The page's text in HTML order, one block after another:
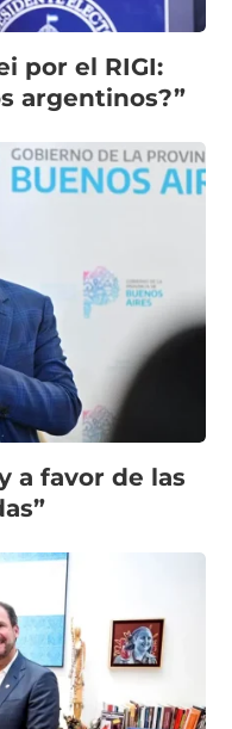
por el RIGI:
argentinos?”
a favor de las